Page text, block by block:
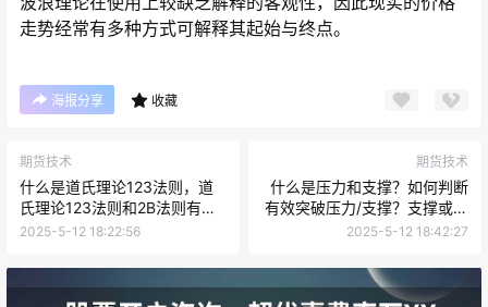
走势经常有多种方式可解释其起始与终点。
海报分享 收藏
期货技术
什么是道氏理论123法则，道
氏理论123法则和2B法则有什
么区别？
2025-5-12 18:22:56
期货技术
什么是压力和支撑？如何判断
有效突破压力/支撑？支撑或压
力出现时机？
2025-5-12 18:42:27